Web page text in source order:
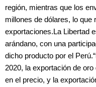
región, mientras que los
millones de dólares, lo que
exportaciones.La Libertad
arándano, con una
dicho producto por el
2020, la exportación de
en el precio, y la